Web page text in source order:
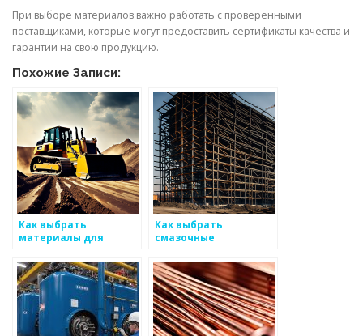
При выборе материалов важно работать с проверенными
поставщиками, которые могут предоставить сертификаты качества и
гарантии на свою продукцию.
Похожие Записи:
Как выбрать
материалы для
металоизделий
Как выбрать
смазочные
работы с металлом